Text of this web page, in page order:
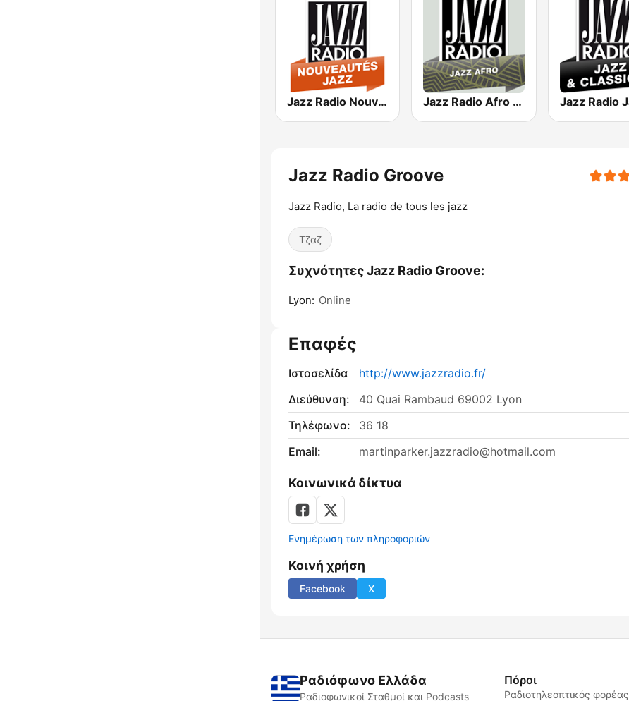
Jazz Radio Nouveautés Jazz Jazz Radio Afro Jazz
Jazz Radio Groove
Jazz Radio, La radio de tous les jazz
Τζαζ
Συχνότητες Jazz Radio Groove:
Lyon: Online
Επαφές
Ιστοσελίδα
http://www.jazzradio.fr/
Διεύθυνση:
40 Quai Rambaud 69002 Lyon
Τηλέφωνο:
36 18
Email:
martinparker.jazzradio@hotmail.com
Κοινωνικά δίκτυα
Ενημέρωση των πληροφοριών
Κοινή χρήση
Facebook X
Ραδιόφωνο Ελλάδα
Ραδιοφωνικοί Σταθμοί και Podcasts
Πόροι
Ραδιοτηλεοπτικός φορέας